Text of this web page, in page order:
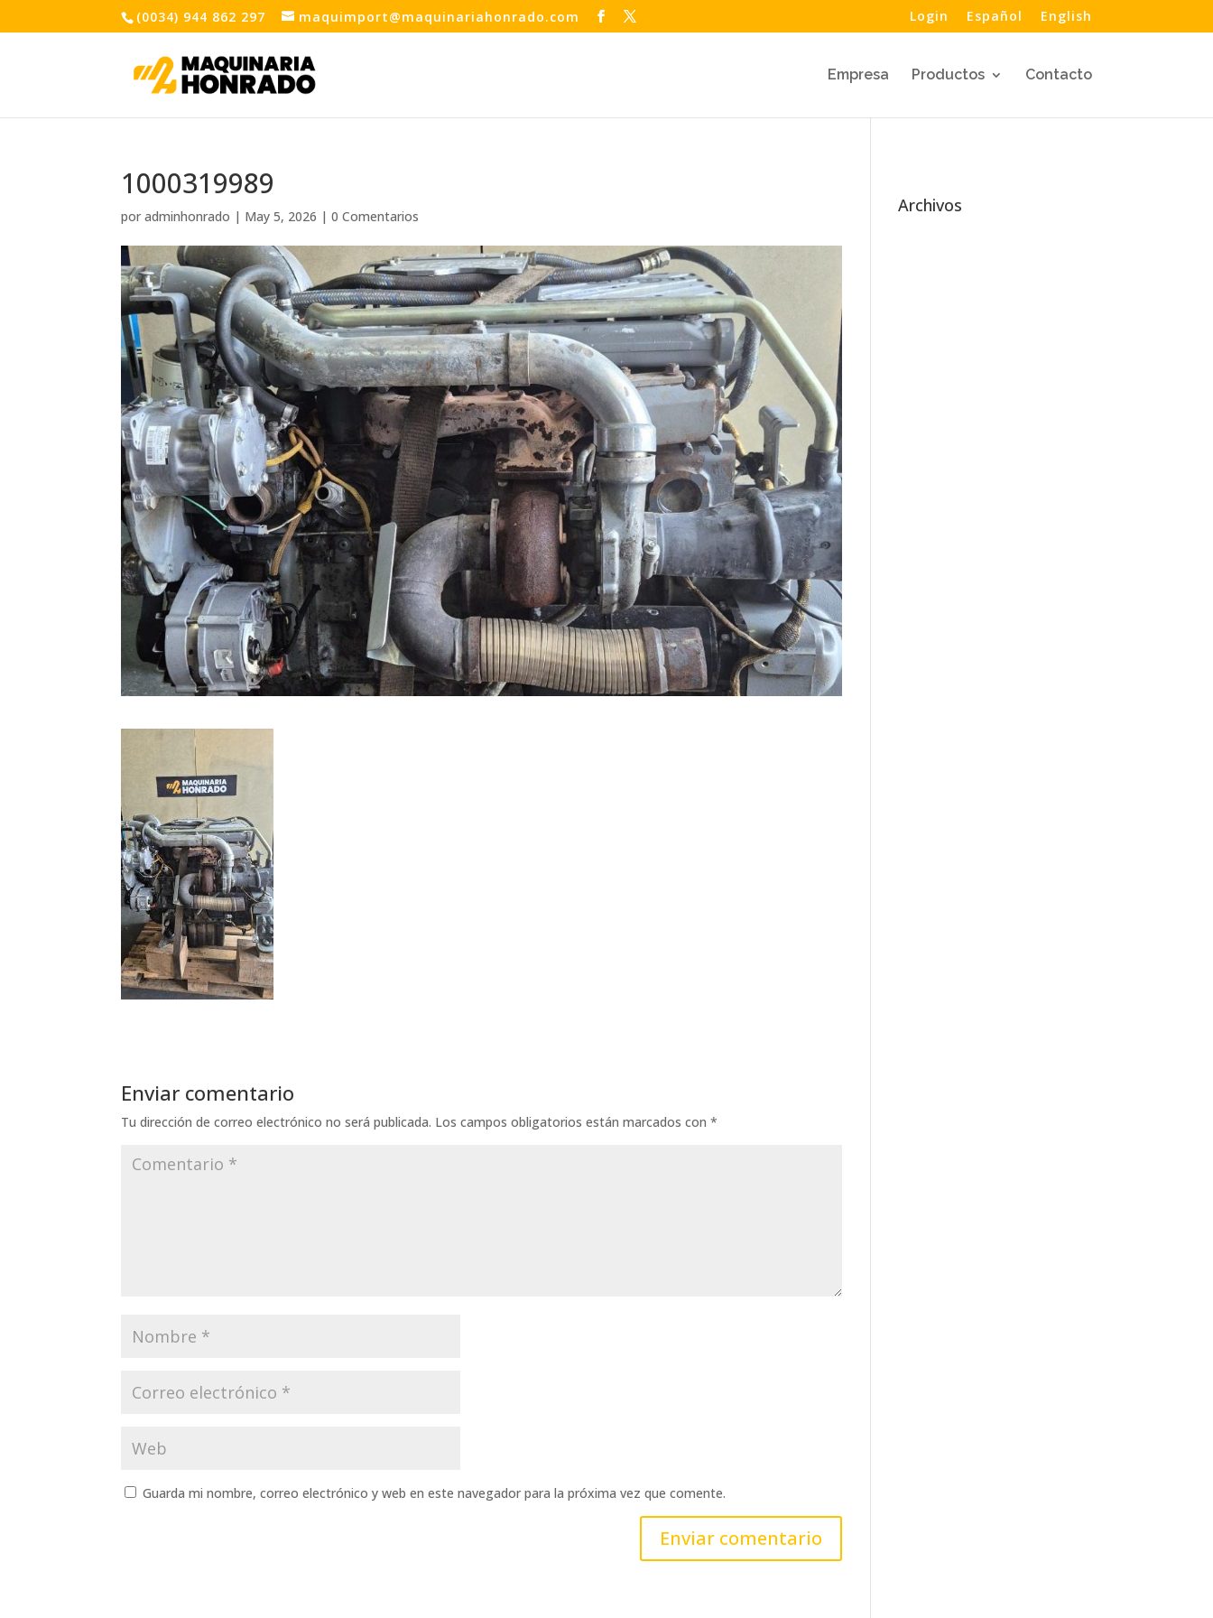
(0034) 944 862 297 maquimport@maquinariahonrado.com Login Español English
Empresa Productos Contacto
1000319989
poradminhonrado | May 5, 2026 |0 Comentarios
Enviar comentario
Tu dirección de correo electrónico no será publicada. Los campos obligatorios están marcados con*
Guarda mi nombre, correo electrónico y web en este navegador para la próxima vez que comente.
Archivos